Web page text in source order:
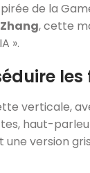
de la
, cette
».
les
verticale,
haut-
une version